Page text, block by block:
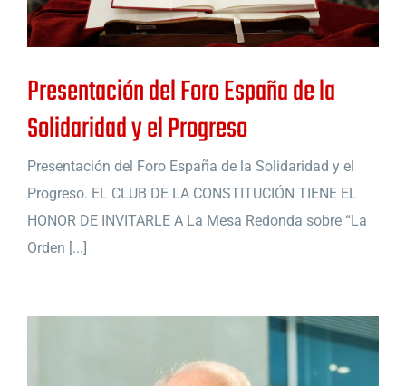
Presentación del Foro España de la
Solidaridad y el Progreso
Presentación del Foro España de la Solidaridad y el
Progreso. EL CLUB DE LA CONSTITUCIÓN TIENE EL
HONOR DE INVITARLE A La Mesa Redonda sobre “La
Orden [...]